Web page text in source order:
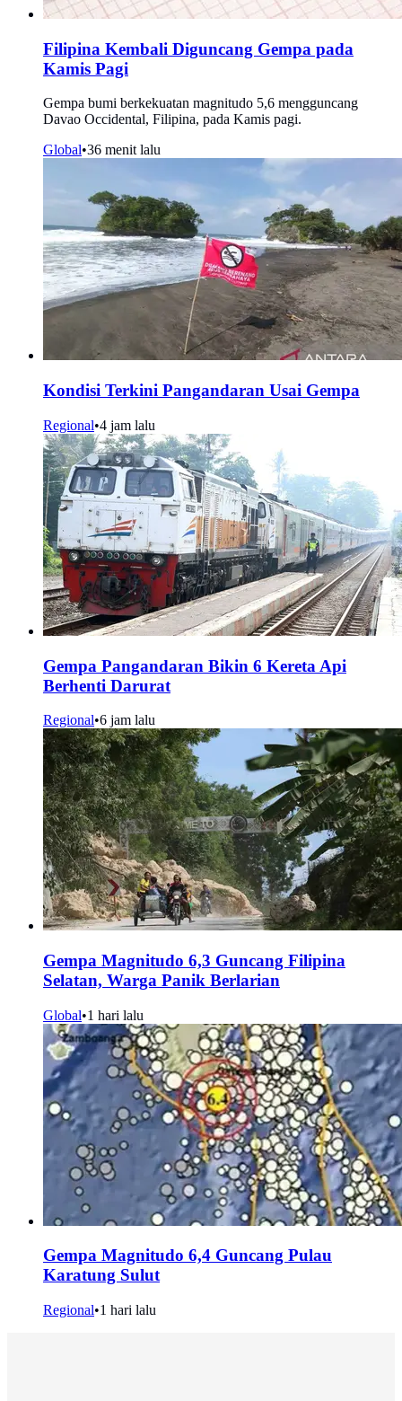
Filipina Kembali Diguncang Gempa pada
Kamis Pagi
Gempa bumi berkekuatan magnitudo 5,6 mengguncang
Davao Occidental, Filipina, pada Kamis pagi.
Global•36 menit lalu
Kondisi Terkini Pangandaran Usai Gempa
Regional•4 jam lalu
Gempa Pangandaran Bikin 6 Kereta Api
Berhenti Darurat
Regional•6 jam lalu
Gempa Magnitudo 6,3 Guncang Filipina
Selatan, Warga Panik Berlarian
Global•1 hari lalu
Gempa Magnitudo 6,4 Guncang Pulau
Karatung Sulut
Regional•1 hari lalu